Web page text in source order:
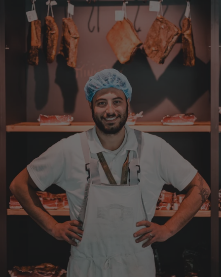
Tirol und ich bin froh, dass sie so eine gute
Qualität liefert
7.8.2026
Christa
Verifizierter Kunde
Der Schinken schmeckt sehr gut durch die
Bergkräuter. Ich würde mir wünschen
einzelne Teile zu bestellen. Meistens sind es
Pakete. Bin Rentnerin und brauche nicht so
viel.
7.8.2026
Verifizierter Kunde
Tolles Angebot, Qualität und Geschmack -
Note 1
7.8.2026
Elfi
Verifizierter Kunde
Man gibt sich sehr viel Mühe mit meine
Wünsche zu erfüllen !! Vielen Dank dafür!!
7.8.2026